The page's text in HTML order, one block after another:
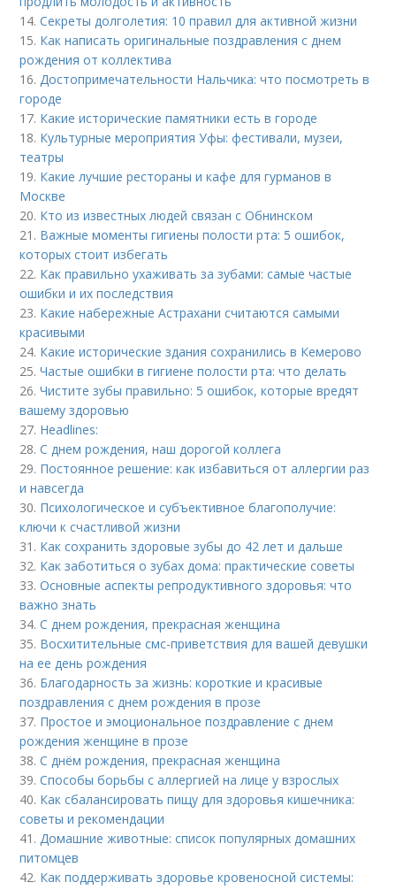
14.Секреты долголетия: 10 правил для активной жизни
15. Как написать оригинальные поздравления с днем
рождения от коллектива
16. Достопримечательности Нальчика: что посмотреть в
городе
17. Какие исторические памятники есть в городе
18. Культурные мероприятия Уфы: фестивали, музеи,
театры
19. Какие лучшие рестораны и кафе для гурманов в
Москве
20. Кто из известных людей связан с Обнинском
21. Важные моменты гигиены полости рта: 5 ошибок,
которых стоит избегать
22. Как правильно ухаживать за зубами: самые частые
ошибки и их последствия
23. Какие набережные Астрахани считаются самыми
красивыми
24. Какие исторические здания сохранились в Кемерово
25.Частые ошибки в гигиене полости рта: что делать
26.Чистите зубы правильно: 5 ошибок, которые вредят
вашему здоровью
27. Headlines:
28.С днем рождения, наш дорогой коллега
29. Постоянное решение: как избавиться от аллергии раз
и навсегда
30. Психологическое и субъективное благополучие:
ключи к счастливой жизни
31. Как сохранить здоровые зубы до 42 лет и дальше
32. Как заботиться о зубах дома: практические советы
33.Основные аспекты репродуктивного здоровья: что
важно знать
34.С днем рождения, прекрасная женщина
35. Восхитительные смс-приветствия для вашей девушки
на ее день рождения
36. Благодарность за жизнь: короткие и красивые
поздравления с днем рождения в прозе
37. Простое и эмоциональное поздравление с днем
рождения женщине в прозе
38.С днём рождения, прекрасная женщина
39.Способы борьбы с аллергией на лице у взрослых
40. Как сбалансировать пищу для здоровья кишечника:
советы и рекомендации
41. Домашние животные: список популярных домашних
питомцев
42. Как поддерживать здоровье кровеносной системы: